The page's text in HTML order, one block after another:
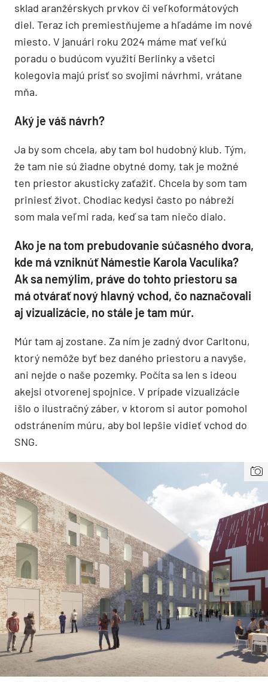
sklad aranžérskych prvkov či veľkoformátových
diel. Teraz ich premiestňujeme a hľadáme im nové
miesto. V januári roku 2024 máme mať veľkú
poradu o budúcom využití Berlinky a všetci
kolegovia majú prísť so svojimi návrhmi, vrátane
mňa.
Aký je váš návrh?
Ja by som chcela, aby tam bol hudobný klub. Tým,
že tam nie sú žiadne obytné domy, tak je možné
ten priestor akusticky zaťažiť. Chcela by som tam
priniesť život. Chodiac kedysi často po nábreží
som mala veľmi rada, keď sa tam niečo dialo.
Ako je na tom prebudovanie súčasného dvora,
kde má vzniknúť Námestie Karola Vaculíka?
Ak sa nemýlim, práve do tohto priestoru sa
má otvárať nový hlavný vchod, čo naznačovali
aj vizualizácie, no stále je tam múr.
Múr tam aj zostane. Za ním je zadný dvor Carltonu,
ktorý nemôže byť bez daného priestoru a navyše,
ani nejde o naše pozemky. Počíta sa len s ideou
akejsi otvorenej spojnice. V prípade vizualizácie
išlo o ilustračný záber, v ktorom si autor pomohol
odstránením múru, aby bol lepšie vidieť vchod do
SNG.